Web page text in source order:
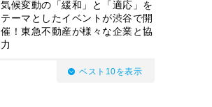
気候変動の「緩和」と「適応」を
テーマとしたイベントが渋谷で開
催！東急不動産が様々な企業と協
力
ベスト10を表示